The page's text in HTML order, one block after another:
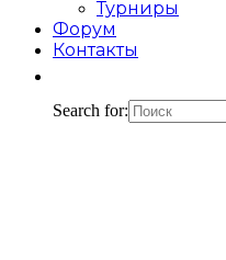
Турниры
Форум
Контакты
Search for: